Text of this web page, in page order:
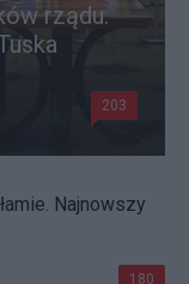
rządu.
203
Najnowszy
180